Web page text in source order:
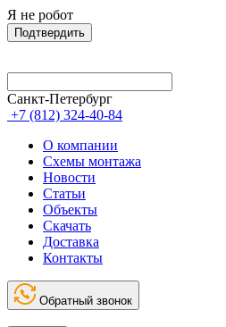
Я не робот
Подтвердить
Санкт-Петербург
+7 (812) 324-40-84
О компании
Схемы монтажа
Новости
Статьи
Объекты
Скачать
Доставка
Контакты
Обратный звонок